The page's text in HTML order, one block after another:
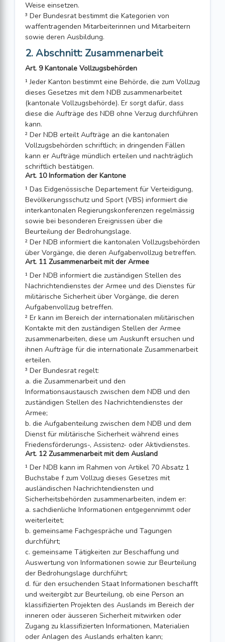
Weise einsetzen.
³ Der Bundesrat bestimmt die Kategorien von
waffentragenden Mitarbeiterinnen und Mitarbeitern
sowie deren Ausbildung.
2. Abschnitt: Zusammenarbeit
Art. 9 Kantonale Vollzugsbehörden
¹ Jeder Kanton bestimmt eine Behörde, die zum Vollzug
dieses Gesetzes mit dem NDB zusammenarbeitet
(kantonale Vollzugsbehörde). Er sorgt dafür, dass
diese die Aufträge des NDB ohne Verzug durchführen
kann.
² Der NDB erteilt Aufträge an die kantonalen
Vollzugsbehörden schriftlich; in dringenden Fällen
kann er Aufträge mündlich erteilen und nachträglich
schriftlich bestätigen.
Art. 10 Information der Kantone
¹ Das Eidgenössische Departement für Verteidigung,
Bevölkerungsschutz und Sport (VBS) informiert die
interkantonalen Regierungskonferenzen regelmässig
sowie bei besonderen Ereignissen über die
Beurteilung der Bedrohungslage.
² Der NDB informiert die kantonalen Vollzugsbehörden
über Vorgänge, die deren Aufgabenvollzug betreffen.
Art. 11 Zusammenarbeit mit der Armee
¹ Der NDB informiert die zuständigen Stellen des
Nachrichtendienstes der Armee und des Dienstes für
militärische Sicherheit über Vorgänge, die deren
Aufgabenvollzug betreffen.
² Er kann im Bereich der internationalen militärischen
Kontakte mit den zuständigen Stellen der Armee
zusammenarbeiten, diese um Auskunft ersuchen und
ihnen Aufträge für die internationale Zusammenarbeit
erteilen.
³ Der Bundesrat regelt:
a. die Zusammenarbeit und den
Informationsaustausch zwischen dem NDB und den
zuständigen Stellen des Nachrichtendienstes der
Armee;
b. die Aufgabenteilung zwischen dem NDB und dem
Dienst für militärische Sicherheit während eines
Friedensförderungs-, Assistenz- oder Aktivdienstes.
Art. 12 Zusammenarbeit mit dem Ausland
¹ Der NDB kann im Rahmen von Artikel 70 Absatz 1
Buchstabe f zum Vollzug dieses Gesetzes mit
ausländischen Nachrichtendiensten und
Sicherheitsbehörden zusammenarbeiten, indem er:
a. sachdienliche Informationen entgegennimmt oder
weiterleitet;
b. gemeinsame Fachgespräche und Tagungen
durchführt;
c. gemeinsame Tätigkeiten zur Beschaffung und
Auswertung von Informationen sowie zur Beurteilung
der Bedrohungslage durchführt;
d. für den ersuchenden Staat Informationen beschafft
und weitergibt zur Beurteilung, ob eine Person an
klassifizierten Projekten des Auslands im Bereich der
inneren oder äusseren Sicherheit mitwirken oder
Zugang zu klassifizierten Informationen, Materialien
oder Anlagen des Auslands erhalten kann;